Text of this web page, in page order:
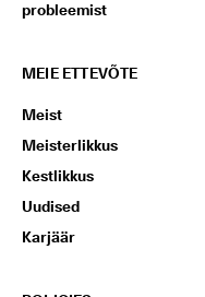
probleemist
MEIE ETTEVÕTE
Meist
Meisterlikkus
Kestlikkus
Uudised
Karjäär